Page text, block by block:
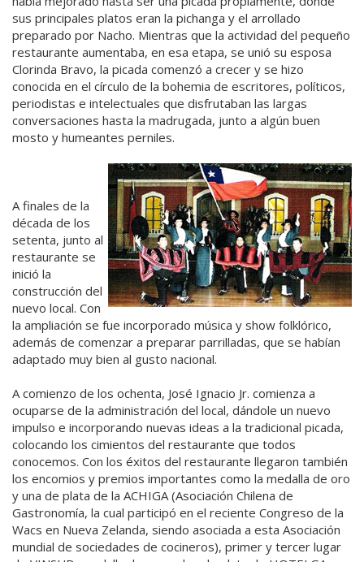
sus principales platos eran la pichanga y el arrollado
preparado por Nacho. Mientras que la actividad del pequeño
restaurante aumentaba, en esa etapa, se unió su esposa
Clorinda Bravo, la picada comenzó a crecer y se hizo
conocida en el círculo de la bohemia de escritores, políticos,
periodistas e intelectuales que disfrutaban las largas
conversaciones hasta la madrugada, junto a algún buen
mosto y humeantes perniles.
A finales de la
década de los
setenta, junto al
restaurante se
inició la
construcción del
nuevo local. Con
la ampliación se fue incorporado música y show folklórico,
además de comenzar a preparar parrilladas, que se habían
adaptado muy bien al gusto nacional.
A comienzo de los ochenta, José Ignacio Jr. comienza a
ocuparse de la administración del local, dándole un nuevo
impulso e incorporando nuevas ideas a la tradicional picada,
colocando los cimientos del restaurante que todos
conocemos. Con los éxitos del restaurante llegaron también
los encomios y premios importantes como la medalla de oro
y una de plata de la ACHIGA (Asociación Chilena de
Gastronomía, la cual participó en el reciente Congreso de la
Wacs en Nueva Zelanda, siendo asociada a esta Asociación
mundial de sociedades de cocineros), primer y tercer lugar